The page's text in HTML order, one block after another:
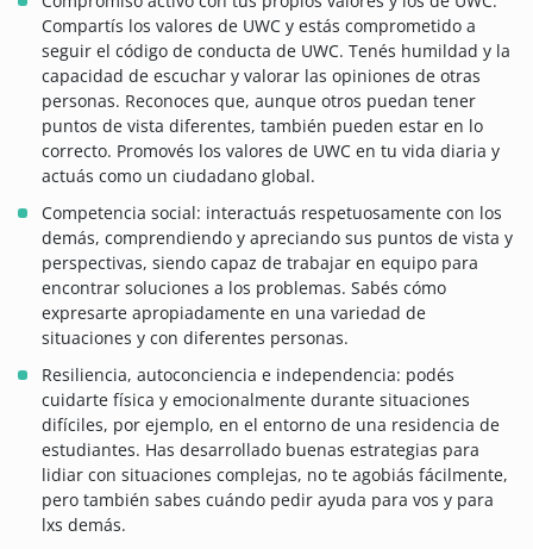
Compartís los valores de UWC y estás comprometido a
seguir el código de conducta de UWC. Tenés humildad y la
capacidad de escuchar y valorar las opiniones de otras
personas. Reconoces que, aunque otros puedan tener
puntos de vista diferentes, también pueden estar en lo
correcto. Promovés los valores de UWC en tu vida diaria y
actuás como un ciudadano global.
Competencia social: interactuás respetuosamente con los
demás, comprendiendo y apreciando sus puntos de vista y
perspectivas, siendo capaz de trabajar en equipo para
encontrar soluciones a los problemas. Sabés cómo
expresarte apropiadamente en una variedad de
situaciones y con diferentes personas.
Resiliencia, autoconciencia e independencia: podés
cuidarte física y emocionalmente durante situaciones
difíciles, por ejemplo, en el entorno de una residencia de
estudiantes. Has desarrollado buenas estrategias para
lidiar con situaciones complejas, no te agobiás fácilmente,
pero también sabes cuándo pedir ayuda para vos y para
lxs demás.